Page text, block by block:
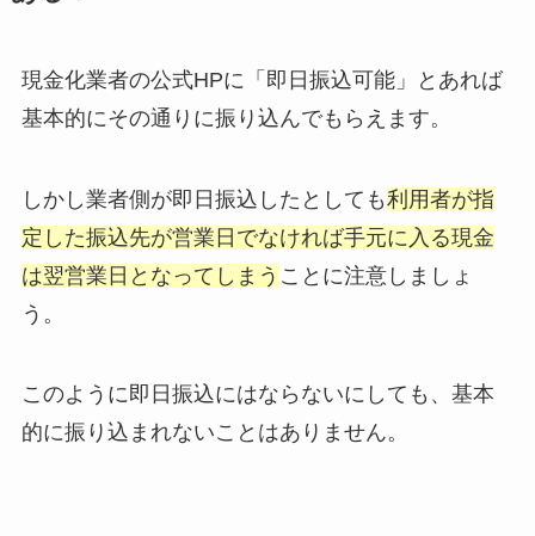
現金化業者の公式HPに「即日振込可能」とあれば
基本的にその通りに振り込んでもらえます。
しかし業者側が即日振込したとしても利用者が指
定した振込先が営業日でなければ手元に入る現金
は翌営業日となってしまう ことに注意しましょ
う。
このように即日振込にはならないにしても、基本
的に振り込まれないことはありません。